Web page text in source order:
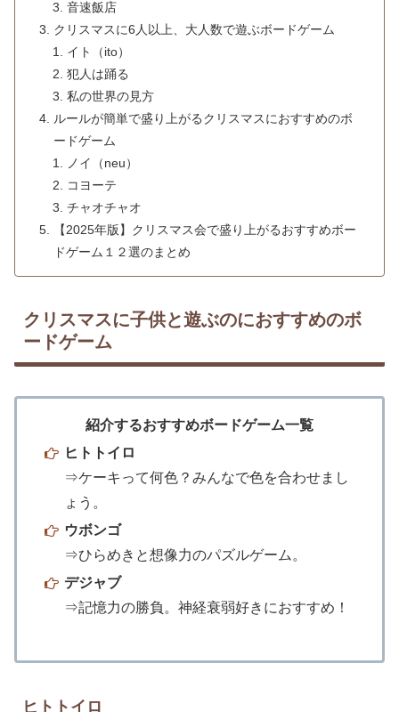
音速飯店
クリスマスに6人以上、大人数で遊ぶボードゲーム
イト（ito）
犯人は踊る
私の世界の見方
ルールが簡単で盛り上がるクリスマスにおすすめのボ
ードゲーム
ノイ（neu）
コヨーテ
チャオチャオ
【2025年版】クリスマス会で盛り上がるおすすめボー
ドゲーム１２選のまとめ
クリスマスに子供と遊ぶのにおすすめのボ
ードゲーム
紹介するおすすめボードゲーム一覧
ヒトトイロ
⇒ケーキって何色？みんなで色を合わせまし
ょう。
ウボンゴ
⇒ひらめきと想像力のパズルゲーム。
デジャブ
⇒記憶力の勝負。神経衰弱好きにおすすめ！
ヒトトイロ